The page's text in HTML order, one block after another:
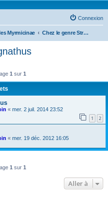
Connexion
Myrmicinae Chez le genre Strongylognathus
1 sur 1
« mer. 2 juil. 2014 23:52
1 2
« mer. 19 déc. 2012 16:05
1 sur 1
Aller à